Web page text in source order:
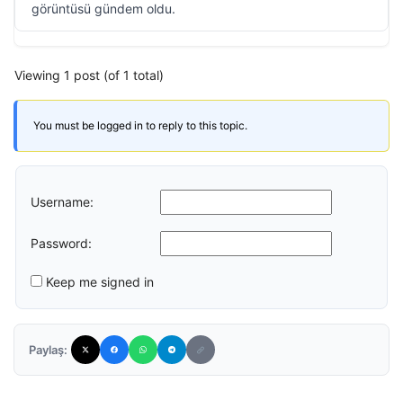
görüntüsü gündem oldu.
Viewing 1 post (of 1 total)
You must be logged in to reply to this topic.
Username:
Password:
Keep me signed in
Paylaş: